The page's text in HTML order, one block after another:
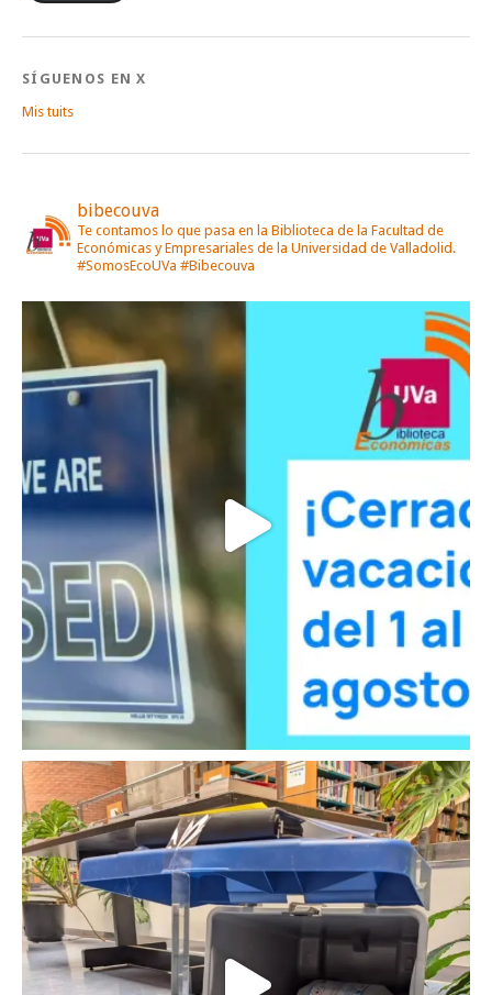
SÍGUENOS EN X
Mis tuits
bibecouva
Te contamos lo que pasa en la Biblioteca de la Facultad de
Económicas y Empresariales de la Universidad de Valladolid.
#SomosEcoUVa #Bibecouva